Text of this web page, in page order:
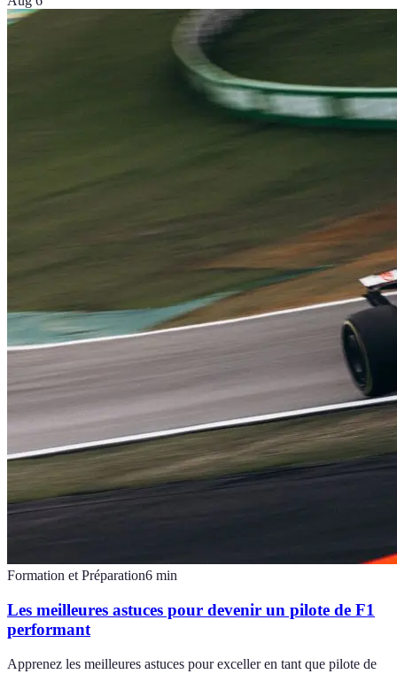
Formation et Préparation6 min
Les meilleures astuces pour devenir un pilote de F1
performant
Apprenez les meilleures astuces pour exceller en tant que pilote de